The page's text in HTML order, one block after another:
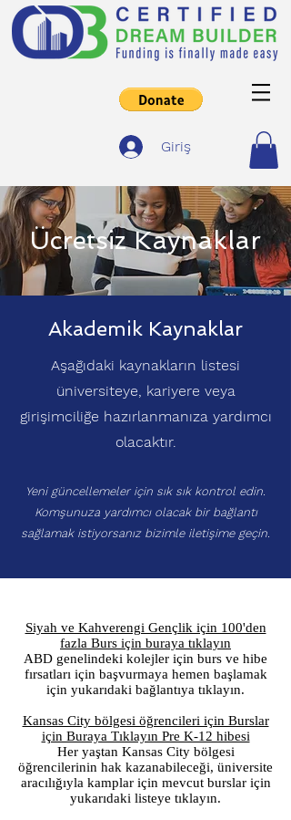
Giriş
Ücretsiz Kaynaklar
Akademik Kaynaklar
Aşağıdaki kaynakların listesi
üniversiteye, kariyere veya
girişimciliğe hazırlanmanıza yardımcı
olacaktır.
Yeni güncellemeler için sık sık kontrol edin.
Komşunuza yardımcı olacak bir bağlantı
sağlamak istiyorsanız bizimle iletişime geçin.
Siyah ve Kahverengi Gençlik için 100'den
fazla Burs için buraya tıklayın
ABD genelindeki kolejler için burs ve hibe
fırsatları için başvurmaya hemen başlamak
için yukarıdaki bağlantıya tıklayın.
Kansas City bölgesi öğrencileri için Burslar
için Buraya Tıklayın Pre K-12 hibesi
Her yaştan Kansas City bölgesi
öğrencilerinin hak kazanabileceği, üniversite
aracılığıyla kamplar için mevcut burslar için
yukarıdaki listeye tıklayın.